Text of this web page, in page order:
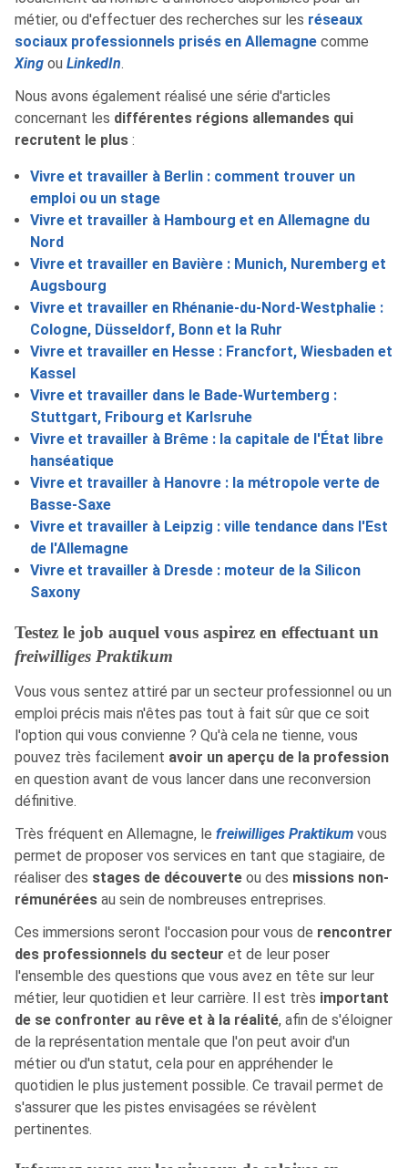
métier, ou d'effectuer des recherches sur les réseaux
sociaux professionnels prisés en Allemagne comme
Xing ou LinkedIn.
Nous avons également réalisé une série d'articles
concernant les différentes régions allemandes qui
recrutent le plus :
Vivre et travailler à Berlin : comment trouver un
emploi ou un stage
Vivre et travailler à Hambourg et en Allemagne du
Nord
Vivre et travailler en Bavière : Munich, Nuremberg et
Augsbourg
Vivre et travailler en Rhénanie-du-Nord-Westphalie :
Cologne, Düsseldorf, Bonn et la Ruhr
Vivre et travailler en Hesse : Francfort, Wiesbaden et
Kassel
Vivre et travailler dans le Bade-Wurtemberg :
Stuttgart, Fribourg et Karlsruhe
Vivre et travailler à Brême : la capitale de l'État libre
hanséatique
Vivre et travailler à Hanovre : la métropole verte de
Basse-Saxe
Vivre et travailler à Leipzig : ville tendance dans l'Est
de l'Allemagne
Vivre et travailler à Dresde : moteur de la Silicon
Saxony
Testez le job auquel vous aspirez en effectuant un
freiwilliges Praktikum
Vous vous sentez attiré par un secteur professionnel ou un
emploi précis mais n'êtes pas tout à fait sûr que ce soit
l'option qui vous convienne ? Qu'à cela ne tienne, vous
pouvez très facilement avoir un aperçu de la profession
en question avant de vous lancer dans une reconversion
définitive.
Très fréquent en Allemagne, le freiwilliges Praktikum vous
permet de proposer vos services en tant que stagiaire, de
réaliser des stages de découverte ou des missions non-
rémunérées au sein de nombreuses entreprises.
Ces immersions seront l'occasion pour vous de rencontrer
des professionnels du secteur et de leur poser
l'ensemble des questions que vous avez en tête sur leur
métier, leur quotidien et leur carrière. Il est très important
de se confronter au rêve et à la réalité, afin de s'éloigner
de la représentation mentale que l'on peut avoir d'un
métier ou d'un statut, cela pour en appréhender le
quotidien le plus justement possible. Ce travail permet de
s'assurer que les pistes envisagées se révèlent
pertinentes.